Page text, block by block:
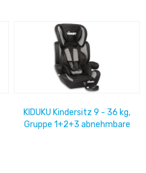
KIDUKU Kindersitz 9 - 36 kg,
Gruppe 1+2+3 abnehmbare